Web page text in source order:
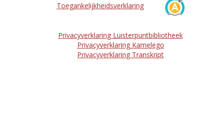
Toegankelijkheidsverklaring
Privacyverklaring Luisterpuntbibliotheek
Privacyverklaring Kamelego
Privacyverklaring Transkript